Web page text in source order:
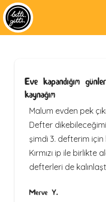
Eve kapandığım
kaynağım
Malum evden pek
Defter
şimdi 3. defterim için
Kırmızı ip ile birlikte
defterleri de
Merve Y.